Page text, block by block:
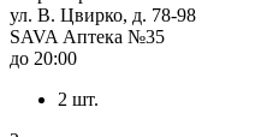
ул. В. Цвирко, д. 78-98
SAVA Аптека №35
до 20:00
2 шт.